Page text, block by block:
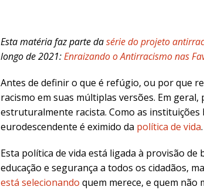
Esta matéria faz parte dasérie do projeto
longo de 2021:Enraizando o Antirracismo nas
Antes de definir o que é refúgio, ou por que
racismo em suas múltiplas versões. Em geral,
estruturalmente racista. Como as
eurodescendente é eximido da política de vida.
Esta política de vida está ligada à provisão
educação e segurança a todos os cidadãos,
está selecionando quem merece, e quem não